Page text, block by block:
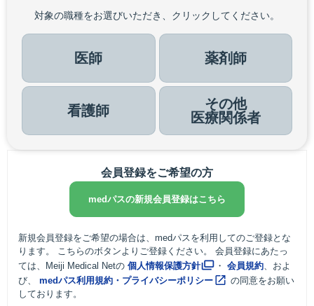
対象の職種をお選びいただき、クリックしてください。
医師 薬剤師
看護師
その他
医療関係者
会員登録をご希望の方
medパスの新規会員登録はこちら
新規会員登録をご希望の場合は、medパスを利用してのご登録とな
ります。 こちらのボタンよりご登録ください。 会員登録にあたっ
ては、Meiji Medical Netの 個人情報保護方針 ・ 会員規約、およ
び、 medパス利用規約・プライバシーポリシー
の同意をお願い
しております。